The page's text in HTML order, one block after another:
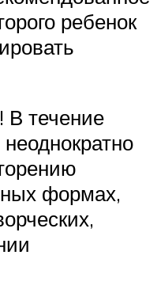
ребенок
В течение
формах,